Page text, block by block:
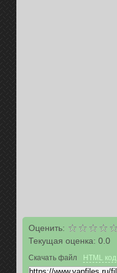
Оценить:
Текущая оценка: 0.0
Скачать файл HTML код